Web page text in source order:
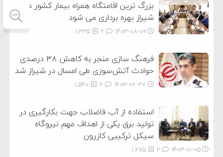
بزرگ ترین اقامتگاه همراه بیمار کشور در
شیراز بهره برداری می شود
۱۴۰۳-۰۸-۰۹ 1,335
فرهنگ سازی منجر به کاهش ۳۸ درصدی
حوادث آتش‌سوزی طی امسال در شیراز شد
۱۴۰۳-۰۶-۲۷ 1,540
استفاده از آب فاضلاب جهت بکارگیری در
تولید برق یکی از اهداف مهم نیروگاه
سیکل ترکیبی کازرون
۱۴۰۳-۱۰-۰۵ 1,675